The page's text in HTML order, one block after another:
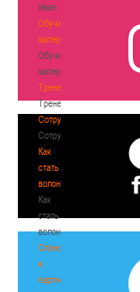
Иван
Обучающие
материалы
Обучающие
материалы
Тренерам
Тренерам
Сотрудничество
Сотрудничество
Как
стать
волонтером
Как
стать
волонтером
Спонсоры
и
партнеры